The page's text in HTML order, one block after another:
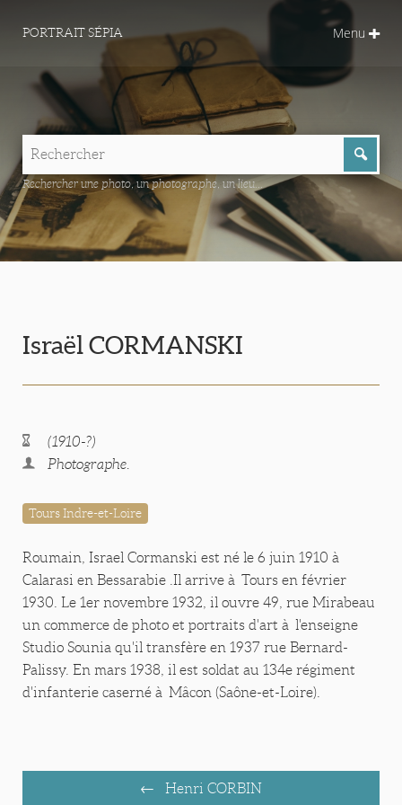
PORTRAIT SÉPIA Menu
Rechercher une photo, un photographe, un lieu...
Israël CORMANSKI
(1910-?)
Photographe.
Tours Indre-et-Loire
Roumain, Israel Cormanski est né le 6 juin 1910 à
Calarasi en Bessarabie .Il arrive à Tours en février
1930. Le 1er novembre 1932, il ouvre 49, rue Mirabeau
un commerce de photo et portraits d'art à l'enseigne
Studio Sounia qu'il transfère en 1937 rue Bernard-
Palissy. En mars 1938, il est soldat au 134e régiment
d'infanterie caserné à Mâcon (Saône-et-Loire).
Henri CORBIN